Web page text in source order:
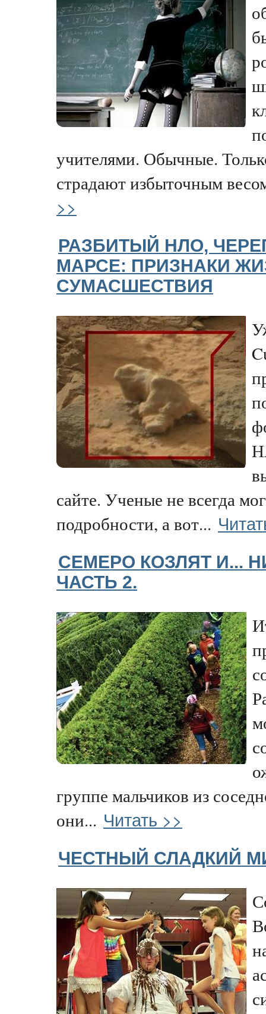
учителями. Обычные.
страдают избыточным
>>
РАЗБИТЫЙ НЛО,
МАРСЕ: ПРИЗНАКИ
СУМАСШЕСТВИЯ
сайте. Ученые не всегда
подробности, а вот...
СЕМЕРО КОЗЛЯТ И...
ЧАСТЬ 2.
группе мальчиков из
они... Читать >>
ЧЕСТНЫЙ СЛАДКИЙ